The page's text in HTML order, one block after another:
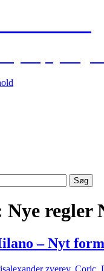
regler
– Nyt
alexander zverev, Coric,